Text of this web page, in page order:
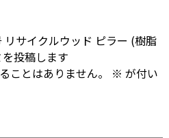
リサイクルウッド ピラー (樹脂
投稿します
ことはありません。
※ が付い